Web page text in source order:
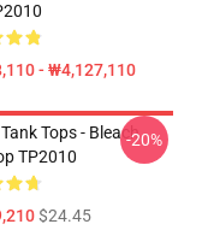
- ₩4,127,110
Tops - Bleach
TP2010
$24.45
-20%